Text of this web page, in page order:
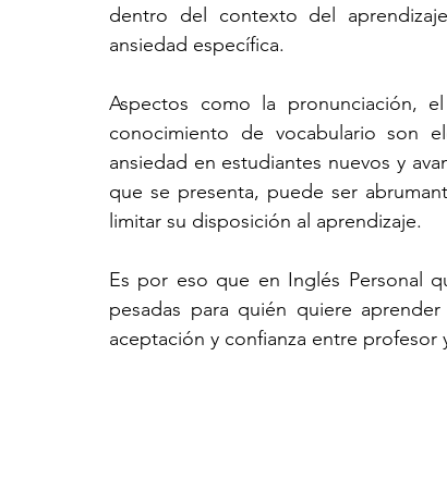
dentro del contexto del
ansiedad específica.
Aspectos como la pronunciación,
conocimiento de vocabulario son
ansiedad en estudiantes nuevos y
que se presenta, puede ser
limitar su disposición al aprendizaje.
Es por eso que en Inglés Personal
pesadas para quién quiere
aceptación y confianza entre profesor